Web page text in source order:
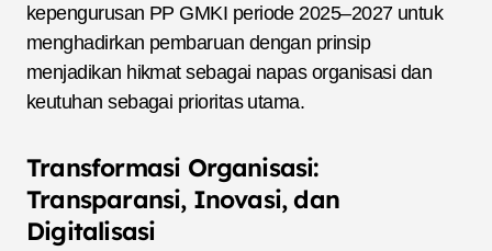
kepengurusan PP GMKI periode 2025–2027 untuk
menghadirkan pembaruan dengan prinsip
menjadikan hikmat sebagai napas organisasi dan
keutuhan sebagai prioritas utama.
Transformasi Organisasi:
Transparansi, Inovasi, dan
Digitalisasi